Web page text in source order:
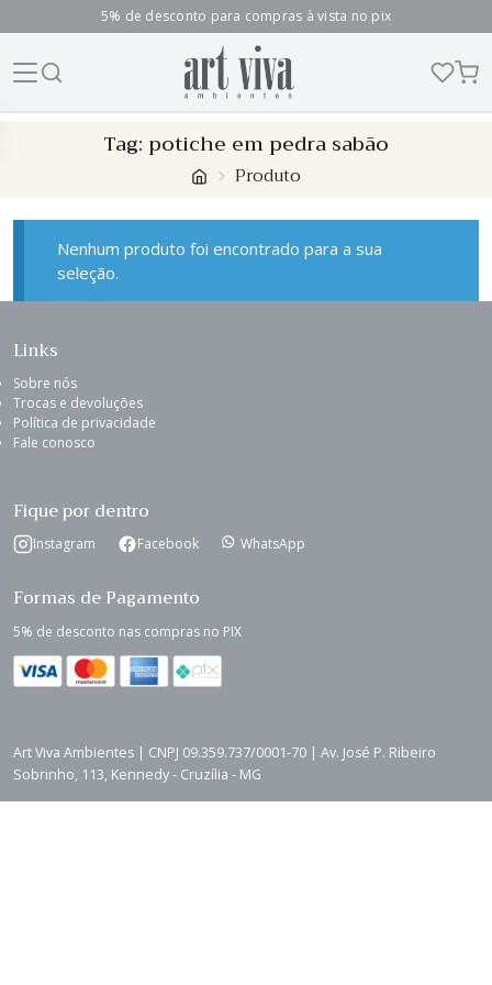
5% de desconto para compras à vista no pix
Tag: potiche em pedra sabão
Produto
Nenhum produto foi encontrado para a sua
seleção.
Links
Sobre nós
Trocas e devoluções
Política de privacidade
Fale conosco
Fique por dentro
Instagram Facebook WhatsApp
Formas de Pagamento
5% de desconto nas compras no PIX
Art Viva Ambientes | CNPJ 09.359.737/0001-70 | Av. José P. Ribeiro
Sobrinho, 113, Kennedy - Cruzília - MG